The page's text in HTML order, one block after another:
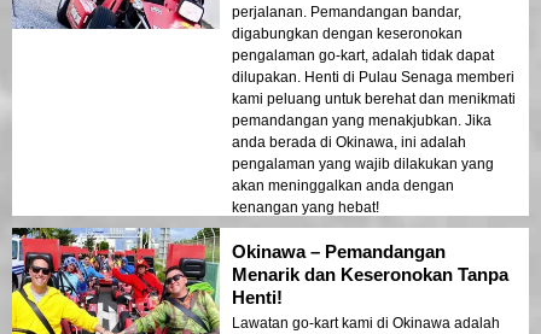
perjalanan. Pemandangan bandar,
digabungkan dengan keseronokan
pengalaman go-kart, adalah tidak dapat
dilupakan. Henti di Pulau Senaga memberi
kami peluang untuk berehat dan menikmati
pemandangan yang menakjubkan. Jika
anda berada di Okinawa, ini adalah
pengalaman yang wajib dilakukan yang
akan meninggalkan anda dengan
kenangan yang hebat!
Okinawa – Pemandangan
Menarik dan Keseronokan Tanpa
Henti!
Lawatan go-kart kami di Okinawa adalah